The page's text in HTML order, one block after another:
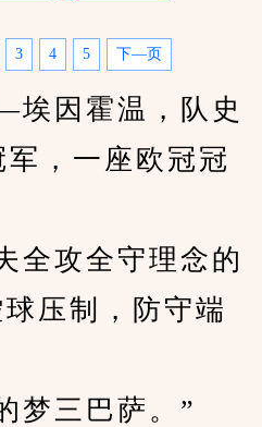
3 4 5 下—页
因霍温，队史
，一座欧冠冠
攻全守理念的
压制，防守端
三巴萨。”